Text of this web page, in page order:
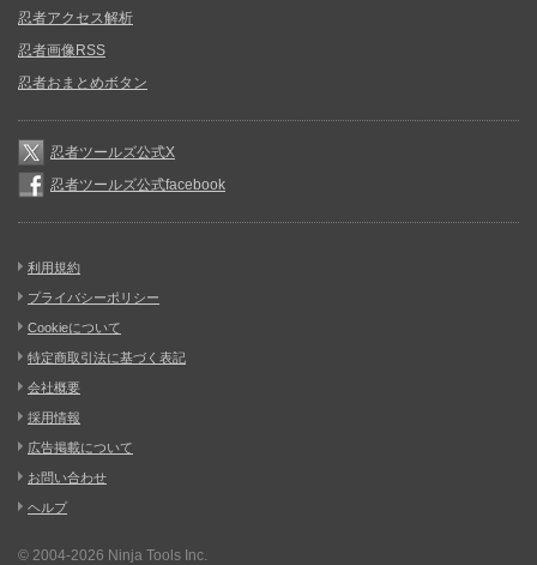
忍者アクセス解析
忍者画像RSS
忍者おまとめボタン
忍者ツールズ公式X
忍者ツールズ公式facebook
利用規約
プライバシーポリシー
Cookieについて
特定商取引法に基づく表記
会社概要
採用情報
広告掲載について
お問い合わせ
ヘルプ
© 2004-2026 Ninja Tools Inc.